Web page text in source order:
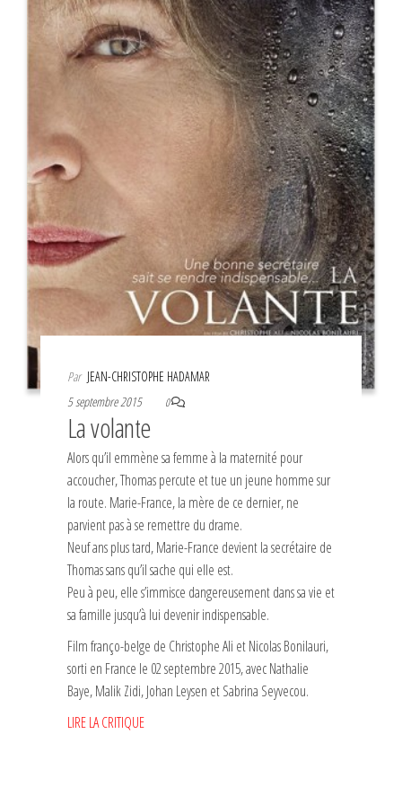
Par JEAN-CHRISTOPHE HADAMAR
5 septembre 2015
0
La volante
Alors qu’il emmène sa femme à la maternité pour
accoucher, Thomas percute et tue un jeune homme sur
la route. Marie-France, la mère de ce dernier, ne
parvient pas à se remettre du drame.
Neuf ans plus tard, Marie-France devient la secrétaire de
Thomas sans qu’il sache qui elle est.
Peu à peu, elle s’immisce dangereusement dans sa vie et
sa famille jusqu’à lui devenir indispensable.
Film franço-belge de Christophe Ali et Nicolas Bonilauri,
sorti en France le 02 septembre 2015, avec Nathalie
Baye, Malik Zidi, Johan Leysen et Sabrina Seyvecou.
LIRE LA CRITIQUE